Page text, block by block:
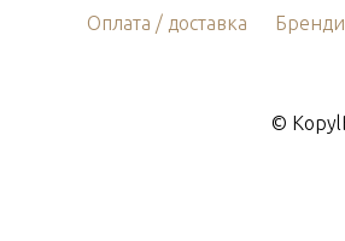
Оплата / доставка
Бренди
©